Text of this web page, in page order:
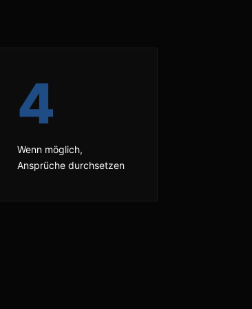
4
Wenn möglich,
Ansprüche durchsetzen